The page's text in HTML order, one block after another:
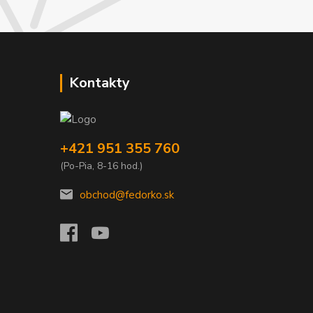
Kontakty
+421 951 355 760
(Po-Pia, 8-16 hod.)
obchod@fedorko.sk